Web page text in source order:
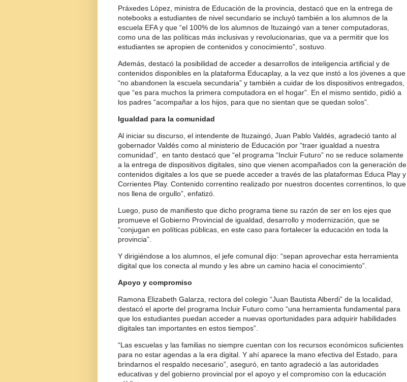
Práxedes López, ministra de Educación de la provincia, destacó que en la entrega de
notebooks a estudiantes de nivel secundario se incluyó también a los alumnos de la
escuela EFA y que “el 100% de los alumnos de Ituzaingó van a tener computadoras,
como una de las políticas más inclusivas y revolucionarias, que va a permitir que los
estudiantes se apropien de contenidos y conocimiento”, sostuvo.
Además, destacó la posibilidad de acceder a desarrollos de inteligencia artificial y de
contenidos disponibles en la plataforma Educaplay, a la vez que instó a los jóvenes a que
“no abandonen la escuela secundaria” y también a cuidar de los dispositivos entregados,
que “es para muchos la primera computadora en el hogar”. En el mismo sentido, pidió a
los padres “acompañar a los hijos, para que no sientan que se quedan solos”.
Igualdad para la comunidad
Al iniciar su discurso, el intendente de Ituzaingó, Juan Pablo Valdés, agradeció tanto al
gobernador Valdés como al ministerio de Educación por “traer igualdad a nuestra
comunidad”, en tanto destacó que “el programa “Incluir Futuro” no se reduce solamente
a la entrega de dispositivos digitales, sino que vienen acompañados con la generación de
contenidos digitales a los que se puede acceder a través de las plataformas Educa Play y
Corrientes Play. Contenido correntino realizado por nuestros docentes correntinos, lo que
nos llena de orgullo”, enfatizó.
Luego, puso de manifiesto que dicho programa tiene su razón de ser en los ejes que
promueve el Gobierno Provincial de igualdad, desarrollo y modernización, que se
“conjugan en políticas públicas, en este caso para fortalecer la educación en toda la
provincia”.
Y dirigiéndose a los alumnos, el jefe comunal dijo: “sepan aprovechar esta herramienta
digital que los conecta al mundo y les abre un camino hacia el conocimiento”.
Apoyo y compromiso
Ramona Elizabeth Galarza, rectora del colegio “Juan Bautista Alberdi” de la localidad,
destacó el aporte del programa Incluir Futuro como “una herramienta fundamental para
que los estudiantes puedan acceder a nuevas oportunidades para adquirir habilidades
digitales tan importantes en estos tiempos”.
“Las escuelas y las familias no siempre cuentan con los recursos económicos suficientes
para no estar agendas a la era digital. Y ahí aparece la mano efectiva del Estado, para
brindarnos el respaldo necesario”, aseguró, en tanto agradeció a las autoridades
educativas y del gobierno provincial por el apoyo y el compromiso con la educación